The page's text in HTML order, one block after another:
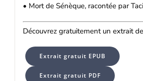
• Mort de Sénèque, racontée par
Découvrez gratuitement un extrait
Extrait gratuit EPUB
Extrait gratuit PDF